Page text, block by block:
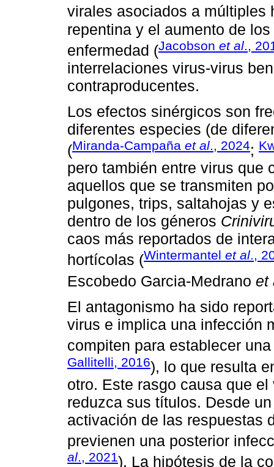
virales asociados a múltiples
repentina y el aumento de
enfermedad (Jacobson et al .,
interrelaciones virus-virus
contraproducentes.
Los efectos sinérgicos son
diferentes especies (de
(Miranda-Campaña et al., 2024;
pero también entre virus que
aquellos que se transmiten
pulgones, trips, saltahojas y
dentro de los géneros
caos más reportados de
hortícolas (Wintermantel et al.,
Escobedo Garcia-Medrano et
El antagonismo ha sido
virus e implica una infección
compiten para establecer
Gallitelli, 2016), lo que resulta
otro. Este rasgo causa que
reduzca sus títulos. Desde
activación de las respuestas
previenen una posterior
al., 2021). La hipótesis de la